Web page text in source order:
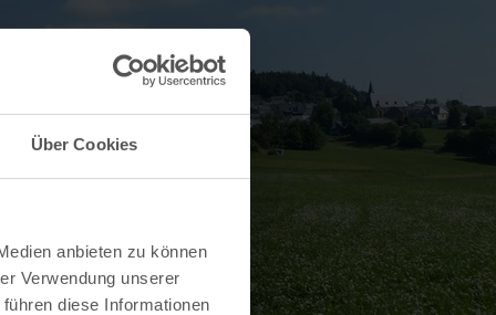
Über Cookies
anbieten zu können
Verwendung unserer
diese Informationen